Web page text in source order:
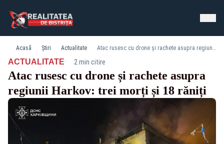
Acasă Știri Actualitate Atac rusesc cu drone și rachete asupra regiunii Harkov: trei morți și 18 răniți
ACTUALITATE· 2 min citire
Atac rusesc cu drone și rachete asupra
regiunii Harkov: trei morți și 18 răniți